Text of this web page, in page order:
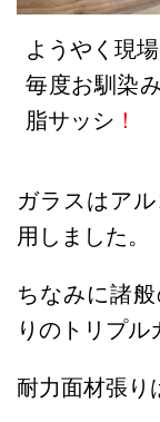
ようやく現
毎度お馴染
脂サッシ ！
ガラスはア
用しました。
ちなみに諸
りのトリプル
耐力面材張り